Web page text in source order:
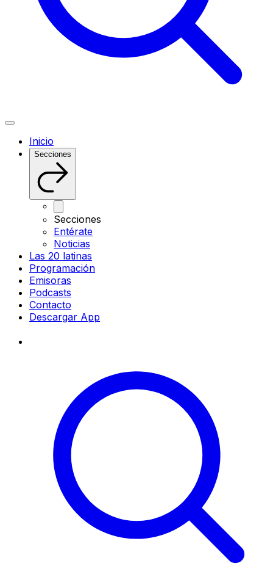
Inicio
Secciones
Secciones
Entérate
Noticias
Las 20 latinas
Programación
Emisoras
Podcasts
Contacto
Descargar App